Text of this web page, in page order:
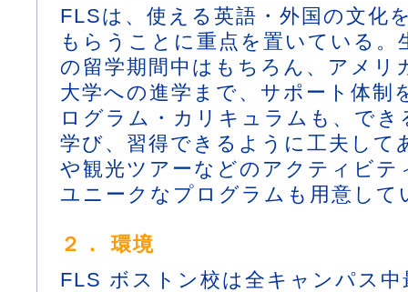
FLSは、使える英語・外国の文化
もらうことに重点を置いている。
の留学期間中はもちろん、アメリ
大学への進学まで、サポート体制
ログラム・カリキュラムも、で
学び、習得できるように工夫して
や観光ツアーなどのアクティビテ
ユニークなプログラムも用意して
２． 環境
FLS ボストン校は全キャンパス